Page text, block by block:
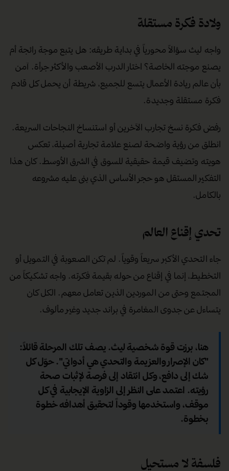
ولادة فكرة مستقلة
واجه ليث سؤالاً محورياً في بداية طريقه: هل يتبع موجة رائجة أم
يصنع موجته الخاصة؟ اختار الدرب الأصعب والأكثر جرأة. آمن
بأن عالم ريادة الأعمال يتسع للجميع، شريطة أن يحمل كل قادم
فكرة مستقلة وجديدة.
رفض فكرة نسخ تجارب الآخرين أو استنساخ النجاحات السريعة.
انطلق من رؤية واضحة لصنع علامة تجارية أصيلة، تعكس
هويته وتضيف قيمة حقيقية للسوق في الشرق الأوسط. كان هذا
التفكير المستقل هو حجر الأساس الذي بنى عليه مشروعه
بالكامل.
تحدي إقناع العالم
جاء التحدي الأكبر سريعاً وقوياً. لم تكن الصعوبة في التمويل أو
التخطيط، إنما في إقناع من حوله بقيمة فكرته. واجه تشكيكاً من
المجتمع وحتى من الموردين الذين تعامل معهم. الكل كان
يتساءل عن جدوى المغامرة في براند جديد وغير مألوف.
هنا، برزت قوة شخصية ليث. يصف تلك المرحلة قائلاً:
"كان الإصرار والعزيمة والتحدي هي أدواتي". حوّل كل
شك إلى دافع، وكل انتقاد إلى فرصة لإثبات صحة
رؤيته. اعتمد على النظر إلى الزاوية الإيجابية في كل
موقف، واستخدمها وقوداً لتحقيق أهدافه خطوة
بخطوة.
فلسفة لا مستحيل